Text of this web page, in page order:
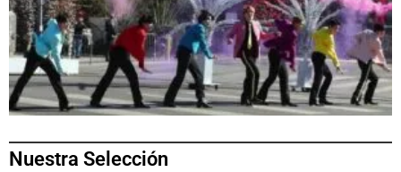
Nuestra Selección